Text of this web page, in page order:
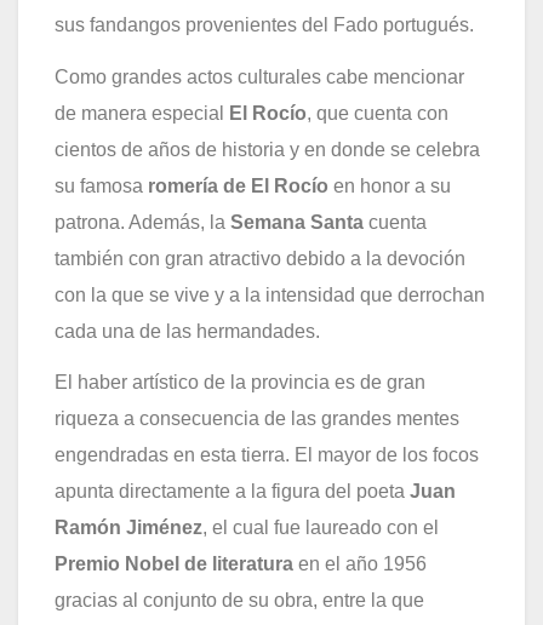
sus fandangos provenientes del Fado portugués.
Como grandes actos culturales cabe mencionar
de manera especial
El Rocío, que cuenta con
cientos de años de historia y en donde se celebra
su famosa romería de El Rocío en honor a su
patrona. Además, la Semana Santa cuenta
también con gran atractivo debido a la devoción
con la que se vive y a la intensidad que derrochan
cada una de las hermandades.
El haber artístico de la provincia es de gran
riqueza a consecuencia de las grandes mentes
engendradas en esta tierra. El mayor de los focos
apunta directamente a la figura del poeta Juan
Ramón Jiménez, el cual fue laureado con el
Premio Nobel de literatura en el año 1956
gracias al conjunto de su obra, entre la que